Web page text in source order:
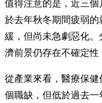
值得注意的是，近三
於去年秋冬期間疲弱
緩，但尚未急劇惡化
濟前景仍存在不確定性
從產業來看，醫療保
個職缺，但低於過去